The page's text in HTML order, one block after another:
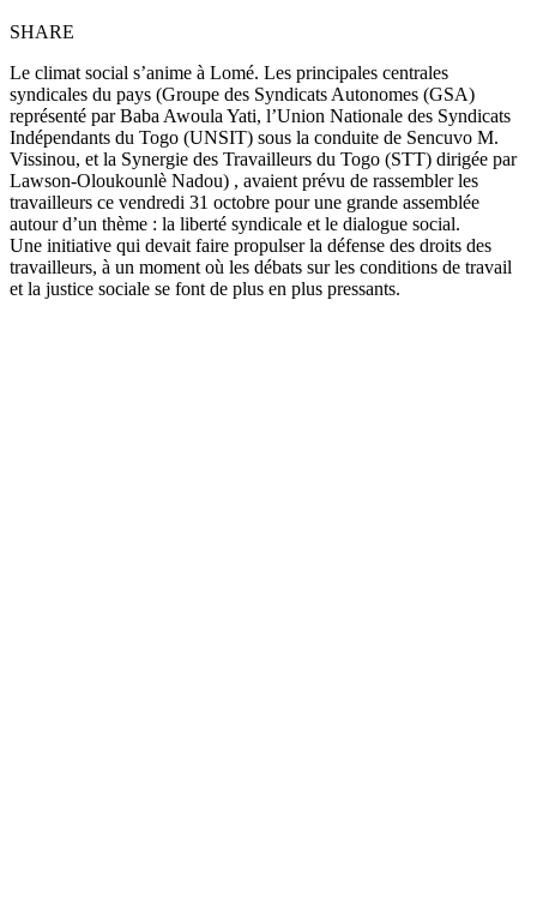
SHARE
Le climat social s’anime à Lomé. Les principales centrales
syndicales du pays (Groupe des Syndicats Autonomes (GSA)
représenté par Baba Awoula Yati, l’Union Nationale des Syndicats
Indépendants du Togo (UNSIT) sous la conduite de Sencuvo M.
Vissinou, et la Synergie des Travailleurs du Togo (STT) dirigée par
Lawson-Oloukounlè Nadou) , avaient prévu de rassembler les
travailleurs ce vendredi 31 octobre pour une grande assemblée
autour d’un thème : la liberté syndicale et le dialogue social.
Une initiative qui devait faire propulser la défense des droits des
travailleurs, à un moment où les débats sur les conditions de travail
et la justice sociale se font de plus en plus pressants.